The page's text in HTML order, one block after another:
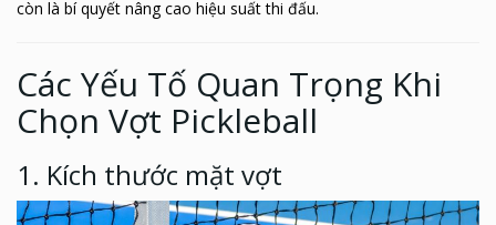
còn là bí quyết nâng cao hiệu suất thi đấu.
Các Yếu Tố Quan Trọng Khi
Chọn Vợt Pickleball
1. Kích thước mặt vợt